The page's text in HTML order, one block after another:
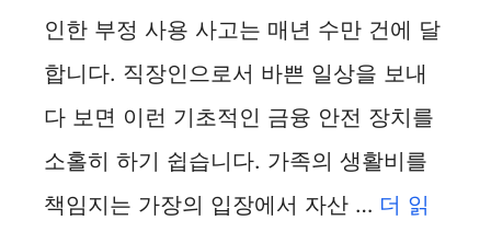
인한 부정 사용 사고는 매년 수만 건에 달
합니다. 직장인으로서 바쁜 일상을 보내
다 보면 이런 기초적인 금융 안전 장치를
소홀히 하기 쉽습니다. 가족의 생활비를
책임지는 가장의 입장에서 자산 … 더 읽